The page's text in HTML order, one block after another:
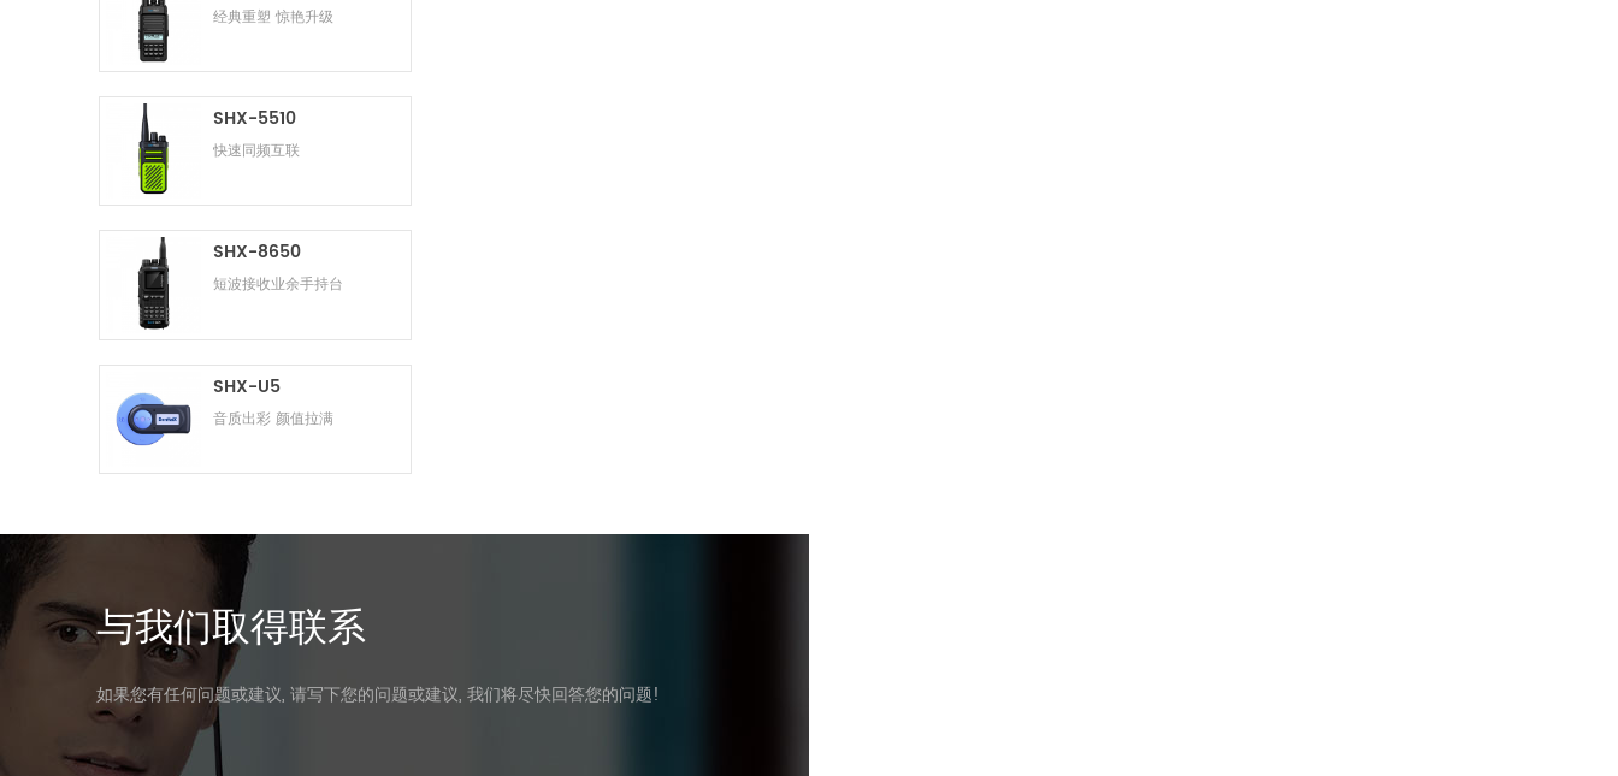
经典重塑 惊艳升级
SHX-5510
快速同频互联
SHX-8650
短波接收业余手持台
SHX-U5
音质出彩 颜值拉满
与我们取得联系
如果您有任何问题或建议, 请写下您的问题或建议, 我们将尽快回答您的问题!